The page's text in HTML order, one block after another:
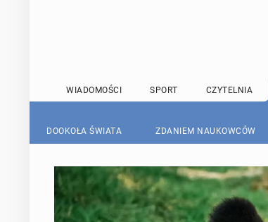
WIADOMOŚCI SPORT CZYTELNIA
DOOKOŁA ŚWIATA ZDANIEM NAUKOWCÓW